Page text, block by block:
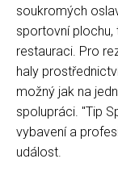
soukromých
sportovní plochu,
restauraci. Pro
haly
možný jak na
spolupráci. "Tip
vybavení a
událost.